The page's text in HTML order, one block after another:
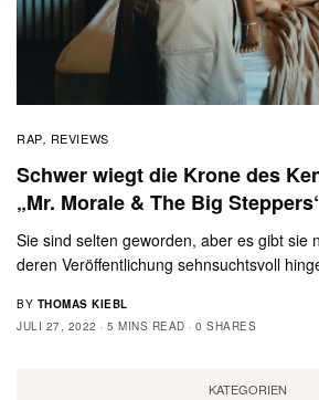
RAP, REVIEWS
Schwer wiegt die Krone des
„Mr. Morale & The Big
Sie sind selten geworden, aber es gibt sie
deren Veröffentlichung sehnsuchtsvoll
BY THOMAS KIEBL
JULI 27, 2022
5 MINS READ 0 SHARES
KATEGORIEN